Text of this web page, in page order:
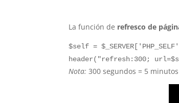
La función de refresco de
$self =
header("refresh:300;
Nota: 300 segundos = 5